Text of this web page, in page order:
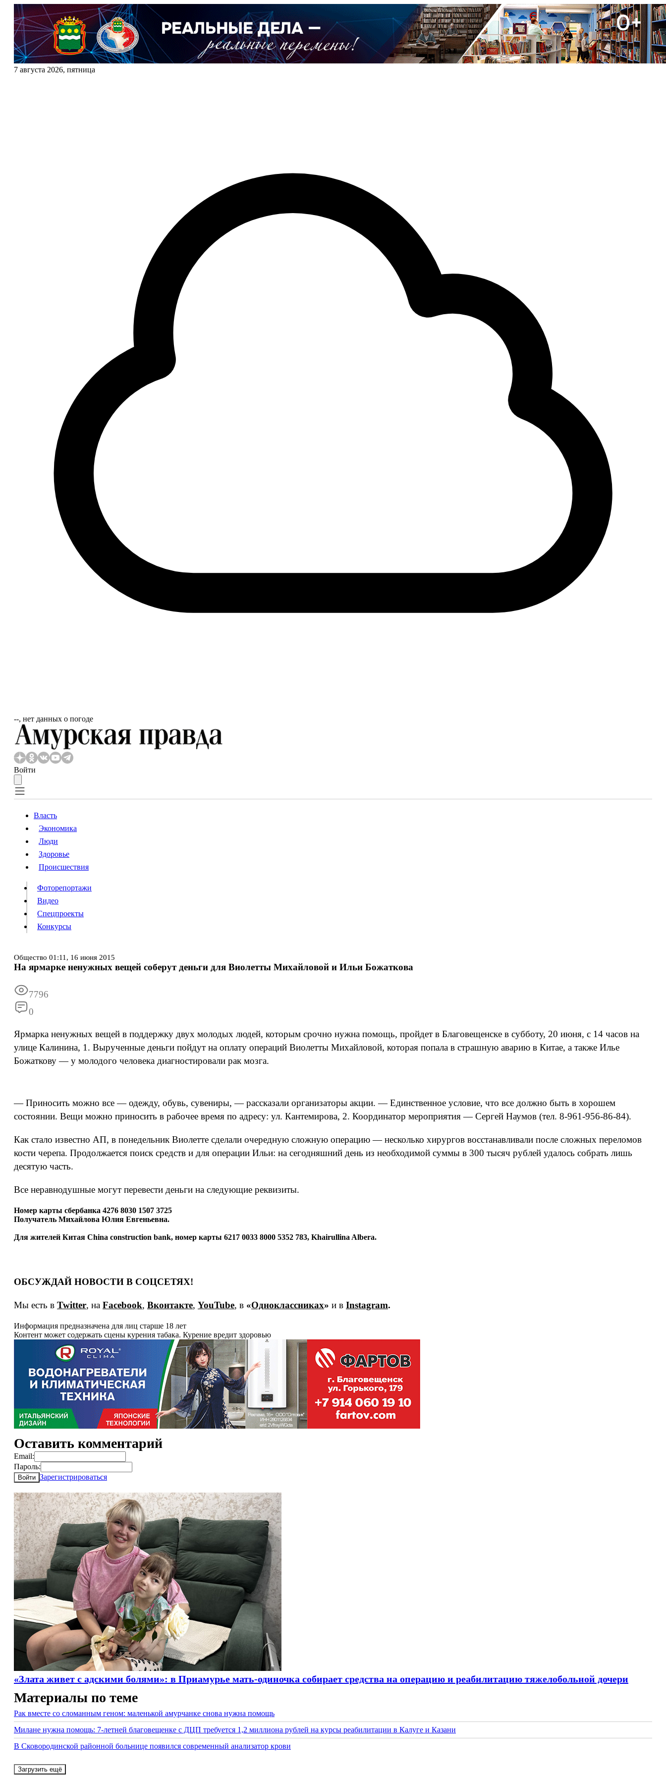
7 августа 2026, пятница
‐‐, нет данных о погоде
Войти
Власть
Происшествия
Видео
Конкурсы
Информация
Власть
Экономика
Люди
Здоровье
Происшествия
Фоторепортажи
Видео
Спецпроекты
Конкурсы
Общество 01:11, 16 июня 2015
На ярмарке ненужных вещей соберут деньги для Виолетты Михайловой и Ильи Божаткова
7796
0
Ярмарка ненужных вещей в поддержку двух молодых людей, которым срочно нужна помощь, пройдет в Благовещенске в субботу, 20 июня, с 14 часов на
улице Калинина, 1. Вырученные деньги пойдут на оплату операций Виолетты Михайловой, которая попала в страшную аварию в Китае, а также Илье
Божаткову — у молодого человека диагностировали рак мозга.
— Приносить можно все — одежду, обувь, сувениры, — рассказали организаторы акции. — Единственное условие, что все должно быть в хорошем
состоянии. Вещи можно приносить в рабочее время по адресу: ул. Кантемирова, 2. Координатор мероприятия — Сергей Наумов (тел. 8-961-956-86-84).
Как стало известно АП, в понедельник Виолетте сделали очередную сложную операцию — несколько хирургов восстанавливали после сложных переломов
кости черепа. Продолжается поиск средств и для операции Ильи: на сегодняшний день из необходимой суммы в 300 тысяч рублей удалось собрать лишь
десятую часть.
Все неравнодушные могут перевести деньги на следующие реквизиты.
Номер карты сбербанка 4276 8030 1507 3725
Получатель Михайлова Юлия Евгеньевна.
Для жителей Китая China construction bank, номер карты 6217 0033 8000 5352 783, Khairullina Albera.
ОБСУЖДАЙ НОВОСТИ В СОЦСЕТЯХ!
Мы есть в Twitter, на Facebook, Вконтакте, YouTube, в «Одноклассниках» и в Instagram.
Информация предназначена для лиц старше 18 лет
Контент может содержать сцены курения табака. Курение вредит здоровью
Оставить комментарий
Email:
Пароль:
Войти Зарегистрироваться
«Злата живет с адскими болями»: в Приамурье мать-одиночка собирает средства на операцию и реабилитацию тяжелобольной дочери
Материалы по теме
Рак вместе со сломанным геном: маленькой амурчанке снова нужна помощь
Милане нужна помощь: 7-летней благовещенке с ДЦП требуется 1,2 миллиона рублей на курсы реабилитации в Калуге и Казани
В Сковородинской районной больнице появился современный анализатор крови
Загрузить ещё